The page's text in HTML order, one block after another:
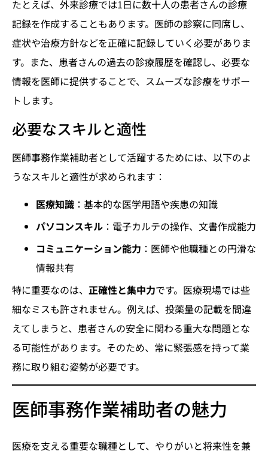
たとえば、外来診療では1日に数十人の患者さんの診療
記録を作成することもあります。医師の診察に同席し、
症状や治療方針などを正確に記録していく必要がありま
す。また、患者さんの過去の診療履歴を確認し、必要な
情報を医師に提供することで、スムーズな診療をサポー
トします。
必要なスキルと適性
医師事務作業補助者として活躍するためには、以下のよ
うなスキルと適性が求められます：
医療知識 ：基本的な医学用語や疾患の知識
パソコンスキル ：電子カルテの操作、文書作成能力
コミュニケーション能力 ：医師や他職種との円滑な
情報共有
特に重要なのは、 正確性と集中力です。医療現場では些
細なミスも許されません。例えば、投薬量の記載を間違
えてしまうと、患者さんの安全に関わる重大な問題とな
る可能性があります。そのため、常に緊張感を持って業
務に取り組む姿勢が必要です。
医師事務作業補助者の魅力
医療を支える重要な職種として、やりがいと将来性を兼